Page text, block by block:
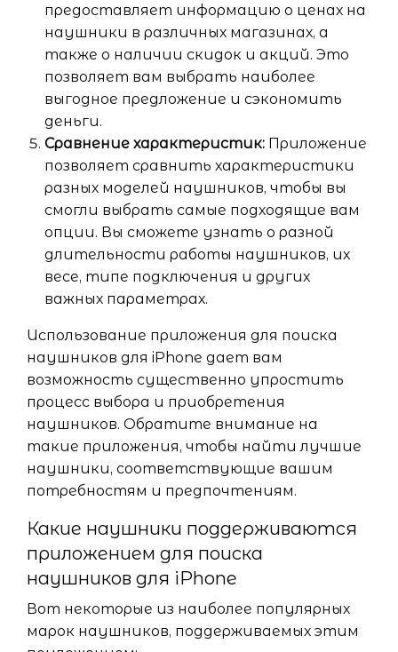
предоставляет информацию о ценах на
наушники в различных магазинах, а
также о наличии скидок и акций. Это
позволяет вам выбрать наиболее
выгодное предложение и сэкономить
деньги.
Сравнение характеристик: Приложение
позволяет сравнить характеристики
разных моделей наушников, чтобы вы
смогли выбрать самые подходящие вам
опции. Вы сможете узнать о разной
длительности работы наушников, их
весе, типе подключения и других
важных параметрах.
Использование приложения для поиска
наушников для iPhone дает вам
возможность существенно упростить
процесс выбора и приобретения
наушников. Обратите внимание на
такие приложения, чтобы найти лучшие
наушники, соответствующие вашим
потребностям и предпочтениям.
Какие наушники поддерживаются
приложением для поиска
наушников для iPhone
Вот некоторые из наиболее популярных
марок наушников, поддерживаемых этим